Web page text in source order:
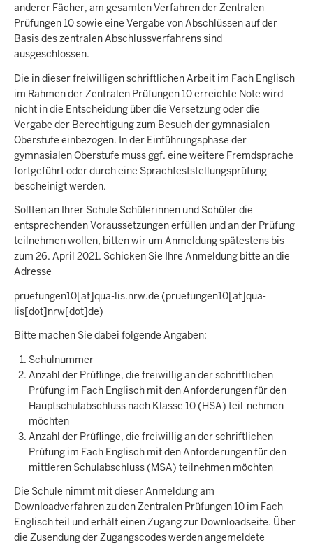
anderer Fächer, am gesamten Verfahren der Zentralen
Prüfungen 10 sowie eine Vergabe von Abschlüssen auf der
Basis des zentralen Abschlussverfahrens sind
ausgeschlossen.
Die in dieser freiwilligen schriftlichen Arbeit im Fach Englisch
im Rahmen der Zentralen Prüfungen 10 erreichte Note wird
nicht in die Entscheidung über die Versetzung oder die
Vergabe der Berechtigung zum Besuch der gymnasialen
Oberstufe einbezogen. In der Einführungsphase der
gymnasialen Oberstufe muss ggf. eine weitere Fremdsprache
fortgeführt oder durch eine Sprachfeststellungsprüfung
bescheinigt werden.
Sollten an Ihrer Schule Schülerinnen und Schüler die
entsprechenden Voraussetzungen erfüllen und an der Prüfung
teilnehmen wollen, bitten wir um Anmeldung spätestens bis
zum 26. April 2021. Schicken Sie Ihre Anmeldung bitte an die
Adresse
pruefungen10[at]qua-lis.nrw.de (pruefungen10[at]qua-
lis[dot]nrw[dot]de)
Bitte machen Sie dabei folgende Angaben:
Schulnummer
Anzahl der Prüflinge, die freiwillig an der schriftlichen
Prüfung im Fach Englisch mit den Anforderungen für den
Hauptschulabschluss nach Klasse 10 (HSA) teil-nehmen
möchten
Anzahl der Prüflinge, die freiwillig an der schriftlichen
Prüfung im Fach Englisch mit den Anforderungen für den
mittleren Schulabschluss (MSA) teilnehmen möchten
Die Schule nimmt mit dieser Anmeldung am
Downloadverfahren zu den Zentralen Prüfungen 10 im Fach
Englisch teil und erhält einen Zugang zur Downloadseite. Über
die Zusendung der Zugangscodes werden angemeldete